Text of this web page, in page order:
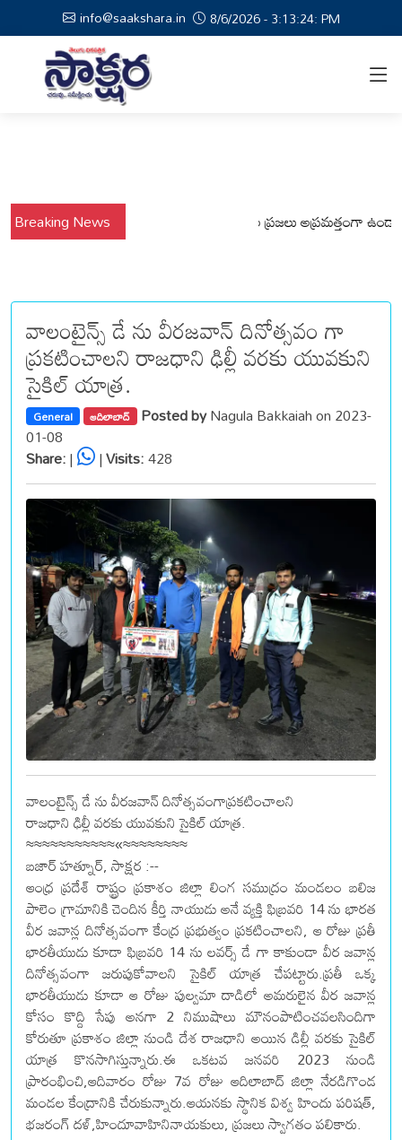
info@saakshara.in 8/6/2026 - 3:13:25: PM
Breaking News
నేపథ్యంలో కోటపల్లి, వేమనపల్లి మండలాల ప్రజలు అప్రమత్తంగా ఉండాలి
వాలంటైన్స్ డే ను వీరజవాన్ దినోత్సవం గా
ప్రకటించాలని రాజధాని ఢిల్లీ వరకు యువకుని
సైకిల్ యాత్ర.
General ఆదిలాబాద్ Posted byNagula Bakkaiah on 2023-
01-08
Share:| |Visits:428
వాలంటైన్స్ డే ను వీరజవాన్ దినోత్సవంగాప్రకటించాలని
రాజధాని ఢిల్లీ వరకు యువకుని సైకిల్ యాత్ర.
≈≈≈≈≈≈≈≈≈≈≈«≈≈≈≈≈≈≈≈
బజార్ హత్నూర్, సాక్షర :--
ఆంధ్ర ప్రదేశ్ రాష్ట్రం ప్రకాశం జిల్లా లింగ సముద్రం మండలం బలిజ
పాలెం గ్రామానికి చెందిన కీర్తి నాయుడు అనే వ్యక్తి ఫిబ్రవరి 14 ను భారత
వీర జవాన్ల దినోత్సవంగా కేంద్ర ప్రభుత్వం ప్రకటించాలని, ఆ రోజు ప్రతీ
భారతీయుడు కూడా ఫిబ్రవరి 14 ను లవర్స్ డే గా కాకుండా వీర జవాన్ల
దినోత్సవంగా జరుపుకోవాలని సైకిల్ యాత్ర చేపట్టారు.ప్రతీ ఒక్క
భారతీయుడు కూడా ఆ రోజు పుల్వమా దాడిలో అమరులైన వీర జవాన్ల
కోసం కొద్ది సేపు అనగా 2 నిముషాలు మౌనంపాటించవలసిందిగా
కోరుతూ ప్రకాశం జిల్లా నుండి దేశ రాజధాని అయిన డిల్లీ వరకు సైకిల్
యాత్ర కొనసాగిస్తున్నారు.ఈ ఒకటవ జనవరి 2023 నుండి
ప్రారంభించి,ఆదివారం రోజు 7వ రోజు ఆదిలాబాద్ జిల్లా నేరడిగొండ
మండల కేంద్రానికి చేరుకున్నారు.ఆయనకు స్థానిక విశ్వ హిందు పరిషత్,
భజరంగ్ దళ్,హిందూవాహినినాయకులు, ప్రజలు స్వాగతం పలికారు.